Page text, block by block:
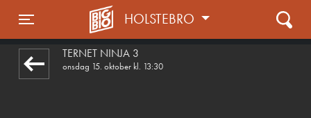
Toggle navigation
HOLSTEBRO
TERNET NINJA 3
onsdag 15. oktober kl. 13:30
1step-front02 050751